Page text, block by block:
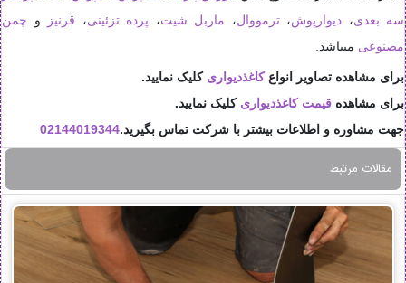
سه بعدی، دیوارپوش،ترمووال، ماربل شیت، پرده تزئینی، قرنیز و چمن
مصنوعی میباشد.
برای مشاهده تصاویر انواعکاغذدیواری کلیک نمایید.
برای مشاهده قیمت کاغذدیواری کلیک نمایید.
جهت مشاوره و اطلاعات بیشتر با شرکت تماس بگیرید.02144019344
مقالات مرتبط